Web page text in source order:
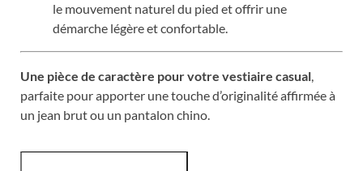
le mouvement naturel du pied et offrir une
démarche légère et confortable.
Une pièce de caractère pour votre vestiaire casual
parfaite pour apporter une touche d’originalité affirmée à
un jean brut ou un pantalon chino.